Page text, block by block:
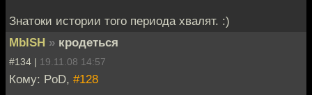
Знатоки истории того периода хвалят. :)
MblSH » кродеться
#134 | 19.11.08 14:57
Кому: PoD, #128